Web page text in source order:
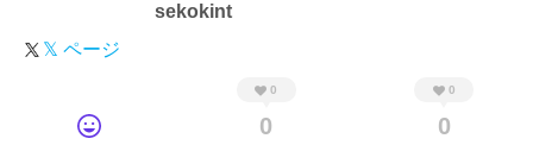
sekokint
𝕏 ページ
0
0
0
0